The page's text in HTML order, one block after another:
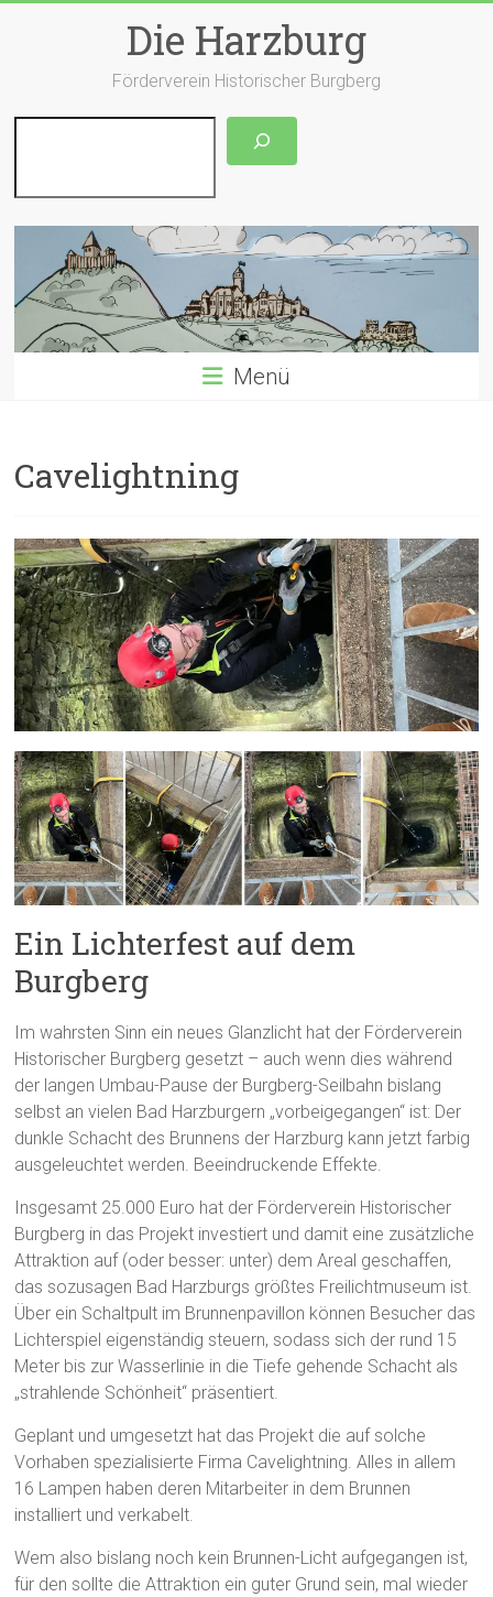
Die Harzburg
Förderverein Historischer Burgberg
Menü
Cavelightning
Ein Lichterfest auf dem
Burgberg
Im wahrsten Sinn ein neues Glanzlicht hat der Förderverein
Historischer Burgberg gesetzt – auch wenn dies während
der langen Umbau-Pause der Burgberg-Seilbahn bislang
selbst an vielen Bad Harzburgern „vorbeigegangen“ ist: Der
dunkle Schacht des Brunnens der Harzburg kann jetzt farbig
ausgeleuchtet werden. Beeindruckende Effekte.
Insgesamt 25.000 Euro hat der Förderverein Historischer
Burgberg in das Projekt investiert und damit eine zusätzliche
Attraktion auf (oder besser: unter) dem Areal geschaffen,
das sozusagen Bad Harzburgs größtes Freilichtmuseum ist.
Über ein Schaltpult im Brunnenpavillon können Besucher das
Lichterspiel eigenständig steuern, sodass sich der rund 15
Meter bis zur Wasserlinie in die Tiefe gehende Schacht als
„strahlende Schönheit“ präsentiert.
Geplant und umgesetzt hat das Projekt die auf solche
Vorhaben spezialisierte Firma Cavelightning. Alles in allem
16 Lampen haben deren Mitarbeiter in dem Brunnen
installiert und verkabelt.
Wem also bislang noch kein Brunnen-Licht aufgegangen ist,
für den sollte die Attraktion ein guter Grund sein, mal wieder